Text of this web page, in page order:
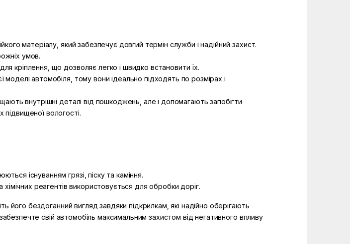
матеріалу, який забезпечує довгий термін служби і надійний захист.
умов.
кріплення, що дозволяє легко і швидко встановити їх.
моделі автомобіля, тому вони ідеально підходять по розмірах і
внутрішні деталі від пошкоджень, але і допомагають запобігти
вологості.
існуванням грязі, піску та каміння.
хімічних реагентів використовується для обробки доріг.
його бездоганний вигляд завдяки підкрилкам, які надійно оберігають
свій автомобіль максимальним захистом від негативного впливу